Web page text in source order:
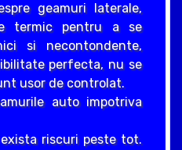
geamuri laterale,
termic pentru a se
si necontondente,
perfecta, nu se
usor de controlat.
auto impotriva
riscuri peste tot.